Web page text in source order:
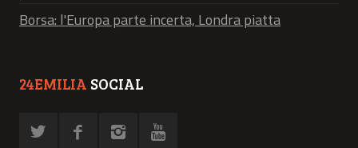
Borsa: l'Europa parte incerta, Londra piatta
24EMILIA SOCIAL